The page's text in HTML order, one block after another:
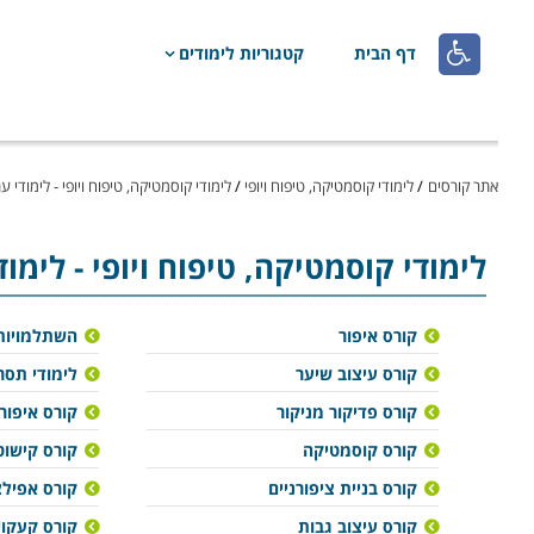
 דף הבית קטגוריות לימודים
אתר קורסים /לימודי קוסמטיקה, טיפוח ויופי /לימודי קוסמטיקה, טיפוח ויופי - לימודי
לימודי קוסמטיקה, טיפוח ויופי-
קורס איפור
קורס עיצוב שיער
קורס פדיקור מניקור
קורס קוסמטיקה
קורס בניית ציפורניים
קורס עיצוב גבות
לימודי
קורס
קורס
קורס
קורס